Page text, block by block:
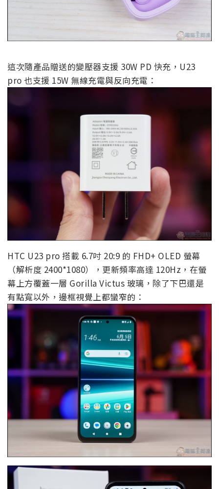
這次隨產品贈送的變壓器支援 30W PD 快充，U23
pro 也支援 15W 無線充電與反向充電：
HTC U23 pro 搭載 6.7吋 20:9 的 FHD+ OLED 螢幕
（解析度 2400*1080），更新頻率高達 120Hz，在螢
幕上方覆蓋一層 Gorilla Victus 玻璃，除了下巴還是
有點寬以外，邊框視覺上都蠻窄的：